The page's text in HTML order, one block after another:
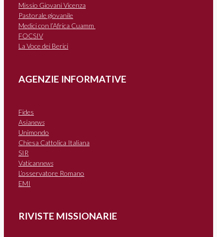
Missio Giovani Vicenza
Pastorale giovanile
Medici con l’Africa Cuamm
FOCSIV
La Voce dei Berici
AGENZIE INFORMATIVE
Fides
Asianews
Unimondo
Chiesa Cattolica Italiana
SIR
Vaticannews
L’osservatore Romano
EMI
RIVISTE MISSIONARIE